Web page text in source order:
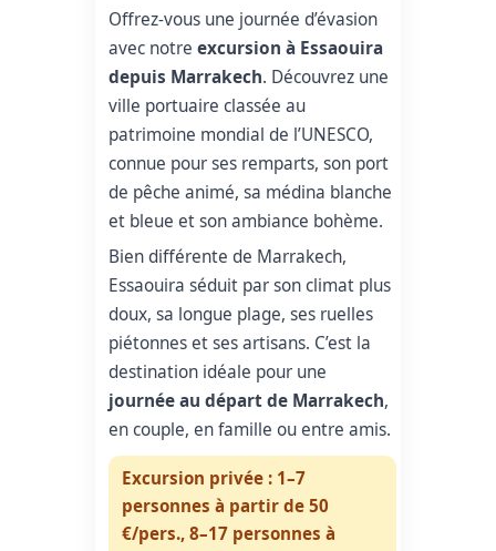
Offrez-vous une journée d’évasion
avec notre excursion à Essaouira
depuis Marrakech. Découvrez une
ville portuaire classée au
patrimoine mondial de l’UNESCO,
connue pour ses remparts, son port
de pêche animé, sa médina blanche
et bleue et son ambiance bohème.
Bien différente de Marrakech,
Essaouira séduit par son climat plus
doux, sa longue plage, ses ruelles
piétonnes et ses artisans. C’est la
destination idéale pour une
journée au départ de Marrakech,
en couple, en famille ou entre amis.
Excursion privée : 1–7
personnes à partir de 50
€/pers., 8–17 personnes à